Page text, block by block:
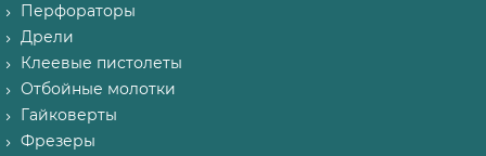
Перфораторы
Дрели
Клеевые пистолеты
Отбойные молотки
Гайковерты
Фрезеры